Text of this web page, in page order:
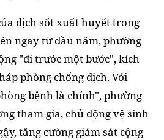
dịch sốt xuất huyết trong
ngay từ đầu năm, phường
"đi trước một bước", kích
phòng chống dịch. Với
bệnh là chính", phường
tham gia, chủ động vệ sinh
tăng cường giám sát cộng